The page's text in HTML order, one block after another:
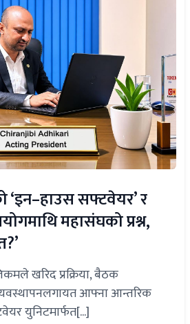
सफ्टवेयर’ र
महासंघको प्रश्न,
खरिद प्रक्रिया, बैठक
आफ्ना आन्तरिक
युनिटमार्फत[...]